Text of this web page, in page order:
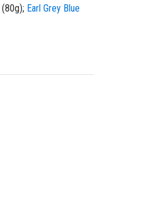
(80g); Earl Grey Blue